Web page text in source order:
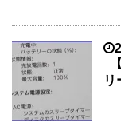
リ